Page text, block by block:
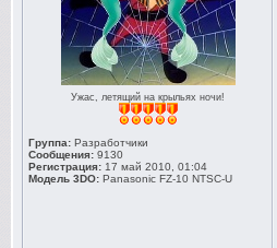
Ужас, летящий на крыльях ночи!
Группа: Разработчики
Сообщения: 9130
Регистрация: 17 май 2010, 01:04
Модель 3DO: Panasonic FZ-10 NTSC-U